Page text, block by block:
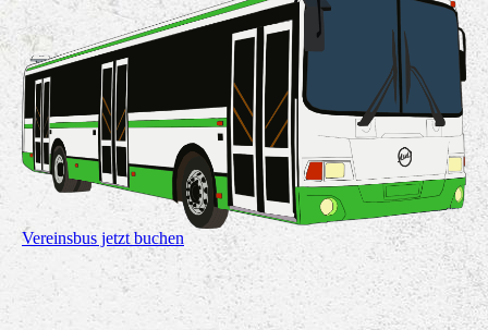
Vereinsbus jetzt buchen